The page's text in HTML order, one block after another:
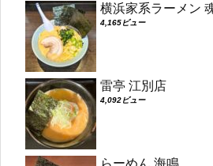
横浜家系ラーメン
4,165ビュー
雷亭 江別店
4,092ビュー
らーめん 海鳴